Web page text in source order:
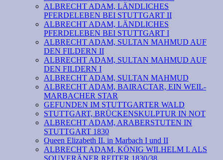
ALBRECHT ADAM, LÄNDLICHES
PFERDELEBEN BEI STUTTGART II
ALBRECHT ADAM, LÄNDLICHES
PFERDELEBEN BEI STUTTGART I
ALBRECHT ADAM, SULTAN MAHMUD AUF
DEN FILDERN II
ALBRECHT ADAM, SULTAN MAHMUD AUF
DEN FILDERN I
ALBRECHT ADAM, SULTAN MAHMUD
ALBRECHT ADAM, BAIRACTAR, EIN WEIL-
MARBACHER STAR
GEFUNDEN IM STUTTGARTER WALD
STUTTGART, BRÜCKENSKULPTUR IN NOT
ALBRECHT ADAM, ARABERSTUTEN IN
STUTTGART 1830
Queen Elizabeth II. in Marbach I und II
ALBRECHT ADAM, KÖNIG WILHELM I. ALS
SOUVERÄNER REITER 1830/38